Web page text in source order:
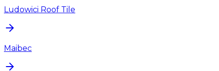
Ludowici Roof Tile
Maibec